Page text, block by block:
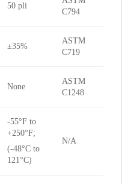
50 pli
C794
±35%
ASTM
C719
None
ASTM
C1248
-55°F to
+250°F;
(-48°C to
121°C)
N/A